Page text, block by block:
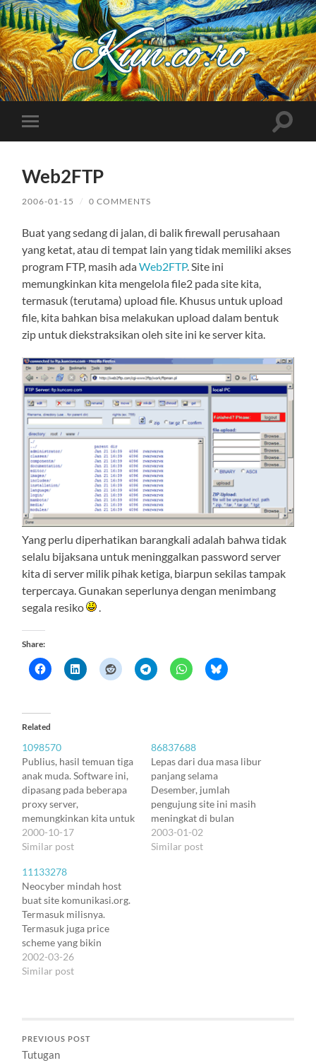
Kuncoro++
Toggle
mobile
Toggle
Web2FTP
2006-01-15 / 0 COMMENTS
Buat yang sedang di jalan, di balik firewall perusahaan
yang ketat, atau di tempat lain yang tidak memiliki akses
program FTP, masih adaWeb2FTP. Site ini
memungkinkan kita mengelola file2 pada site kita,
termasuk (terutama) upload file. Khusus untuk upload
file, kita bahkan bisa melakukan upload dalam bentuk
zip untuk diekstraksikan oleh site ini ke server kita.
Yang perlu diperhatikan barangkali adalah bahwa tidak
selalu bijaksana untuk meninggalkan password server
kita di server milik pihak ketiga, biarpun sekilas tampak
terpercaya. Gunakan seperlunya dengan menimbang
segala resiko
.
Share:
Related
1098570
Publius, hasil temuan tiga
anak muda. Software ini,
dipasang pada beberapa
proxy server,
memungkinkan kita untuk
meletakkan data secara
anonim di website, tanpa
pun, bahkan oleh pemilik
web server, apalagi oleh
pemerintah. Ini karena
data kita dienkripsi dan
diacak. Pengacakan bukan
hanya pada data, tetapi
juga…
2000-10-17
Similar post
86837688
Lepas dari dua masa libur
panjang selama
Desember, jumlah
pengujung site ini masih
meningkat di bulan
Desember 2002. Tercatat
2132 total kunjungan
2003-01-02
Similar post
11133278
Neocyber mindah host
buat site komunikasi.org.
Termasuk milisnya.
Termasuk juga price
scheme yang bikin
monthly fee naik 100%.
Sebenernya price scheme
site itu. Tapi memang saat
ini kayaknya nggak lucu
2002-03-26
Similar post
PREVIOUS POST
Tutugan